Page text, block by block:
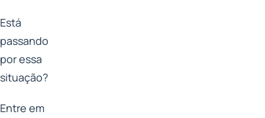
Está
passando
por essa
situação?
Entre em